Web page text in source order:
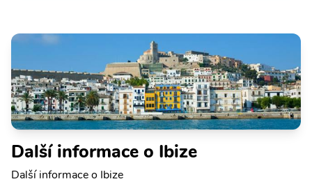
Další informace o Ibize
Další informace o Ibize